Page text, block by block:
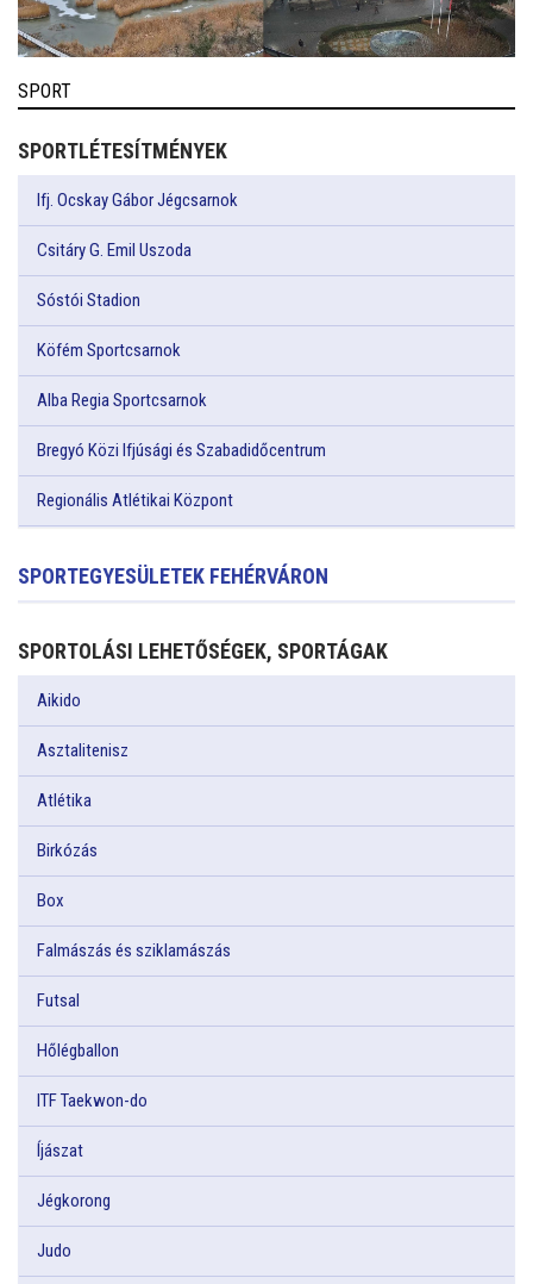
SPORT
SPORTLÉTESÍTMÉNYEK
Ifj. Ocskay Gábor Jégcsarnok
Csitáry G. Emil Uszoda
Sóstói Stadion
Köfém Sportcsarnok
Alba Regia Sportcsarnok
Bregyó Közi Ifjúsági és Szabadidőcentrum
Regionális Atlétikai Központ
SPORTEGYESÜLETEK FEHÉRVÁRON
SPORTOLÁSI LEHETŐSÉGEK, SPORTÁGAK
Aikido
Asztalitenisz
Atlétika
Birkózás
Box
Falmászás és sziklamászás
Futsal
Hőlégballon
ITF Taekwon-do
Íjászat
Jégkorong
Judo